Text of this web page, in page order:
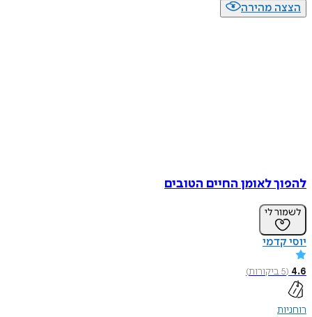
הצצה מהירה
להפוך לאומן החיים הטובים
לשמור לי
יוסי קדמי
4.6
(
5ביקורות)
רוחניות